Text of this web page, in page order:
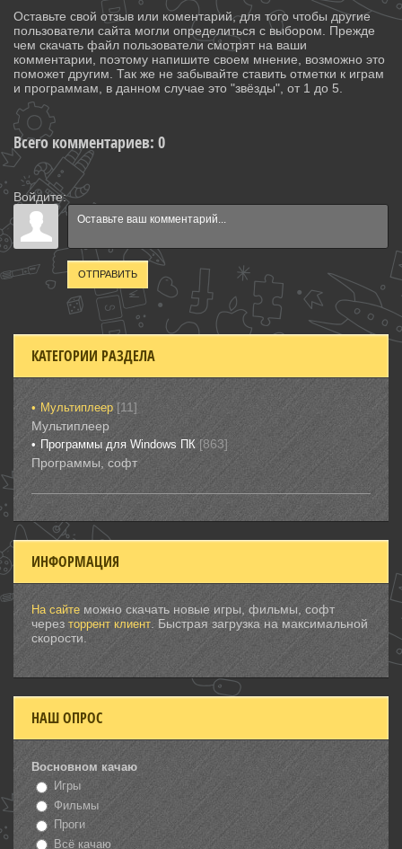
Оставьте свой отзыв или коментарий, для того чтобы другие
пользователи сайта могли определиться с выбором. Прежде
чем скачать файл пользователи смотрят на ваши
комментарии, поэтому напишите своем мнение, возможно это
поможет другим. Так же не забывайте ставить отметки к играм
и программам, в данном случае это "звёзды", от 1 до 5.
Всего комментариев: 0
Войдите:
ОТПРАВИТЬ
КАТЕГОРИИ РАЗДЕЛА
Мультиплеер [11]
Мультиплеер
Программы для Windows ПК [863]
Программы, софт
ИНФОРМАЦИЯ
На сайте можно скачать новые игры, фильмы, софт
через торрент клиент . Быстрая загрузка на максимальной
скорости.
НАШ ОПРОС
Восновном качаю
Игры
Фильмы
Проги
Всё качаю